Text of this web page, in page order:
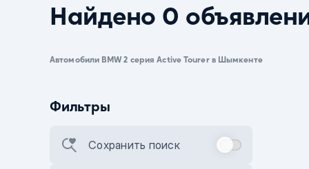
Найдено 0
Автомобили BMW 2 серия Active Tourer в Шымкенте
Фильтры
Сохранить поиск